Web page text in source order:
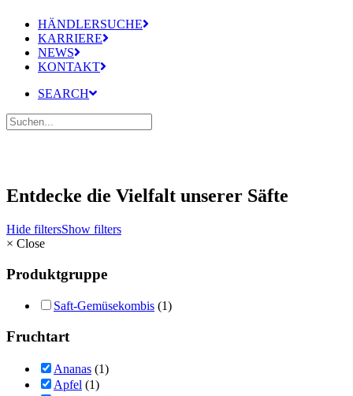
HÄNDLERSUCHE
KARRIERE
NEWS
KONTAKT
SEARCH
Entdecke die Vielfalt unserer Säfte
Hide filtersShow filters
× Close
Produktgruppe
Saft-Gemüsekombis (1)
Fruchtart
Ananas (1)
Apfel (1)